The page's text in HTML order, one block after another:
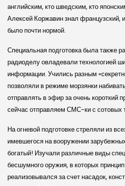
английским, кто шведским, кто
Алексей Коржавин знал французский,
было почти нормой.
Специальная подготовка была также
радиоделу овладевали технологией
информации. Учились разным
позволяли в режиме морзянки
отправлять в эфир за очень короткий
сейчас отправляем СМС-ки с сотовых
На огневой подготовке стреляли из
имевшегося на вооружении
богатый! Изучали различные виды
бесшумного оружия, в которых
реализовывался за счет насадок,